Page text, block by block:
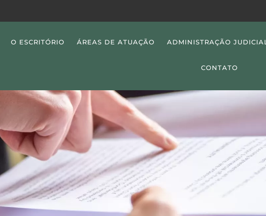
O ESCRITÓRIO ÁREAS DE ATUAÇÃO ADMINISTRAÇÃO JUDICIAL
CONTATO